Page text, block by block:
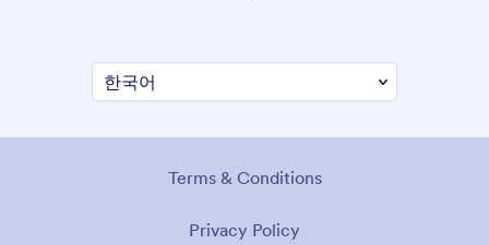
Terms & Conditions
Privacy Policy